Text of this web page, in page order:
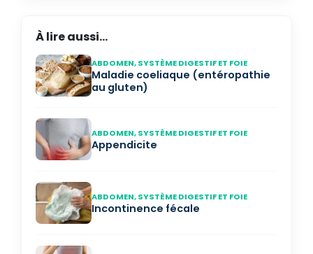
À lire aussi...
ABDOMEN, SYSTÈME DIGESTIF ET FOIE
Maladie coeliaque (entéropathie
au gluten)
ABDOMEN, SYSTÈME DIGESTIF ET FOIE
Appendicite
ABDOMEN, SYSTÈME DIGESTIF ET FOIE
Incontinence fécale